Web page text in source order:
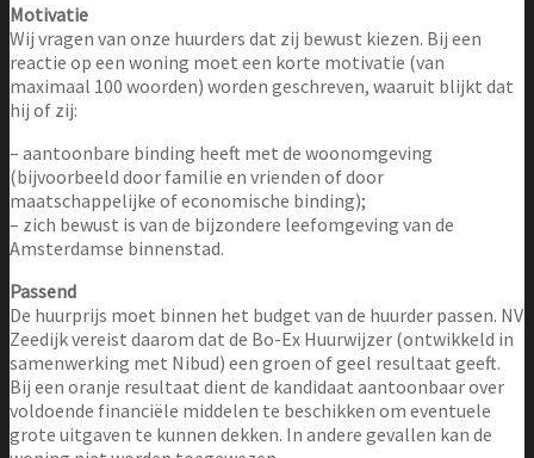
Motivatie
Wij vragen van onze huurders dat zij bewust kiezen. Bij een
reactie op een woning moet een korte motivatie (van
maximaal 100 woorden) worden geschreven, waaruit blijkt dat
hij of zij:
– aantoonbare binding heeft met de woonomgeving
(bijvoorbeeld door familie en vrienden of door
maatschappelijke of economische binding);
– zich bewust is van de bijzondere leefomgeving van de
Amsterdamse binnenstad.
Passend
De huurprijs moet binnen het budget van de huurder passen. NV
Zeedijk vereist daarom dat de Bo-Ex Huurwijzer (ontwikkeld in
samenwerking met Nibud) een groen of geel resultaat geeft.
Bij een oranje resultaat dient de kandidaat aantoonbaar over
voldoende financiële middelen te beschikken om eventuele
grote uitgaven te kunnen dekken. In andere gevallen kan de